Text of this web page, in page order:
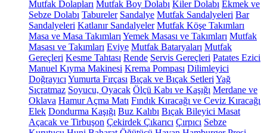
Mutfak Dolapları Mutfak Boy Dolabı Kiler Dolabı Ekmek ve
Sebze Dolabı Tabureler Sandalye Mutfak Sandalyeleri Bar
Sandalyeleri Katlanır Sandalyeler Mutfak Köşe Takımları
Masa ve Masa Takımları Yemek Masası ve Takımları Mutfak
Masası ve Takımları Eviye Mutfak Bataryaları Mutfak
Gereçleri Kesme Tahtası Rende Servis Gereçleri Patates Ezici
Manuel Kıyma Makinesi Krema Pompası Dilimleyici
Doğrayıcı Yumurta Fırçası Bıçak ve Bıçak Setleri Yağ
Sıçratmaz Soyucu, Oyacak Ölçü Kabı ve Kaşığı Merdane ve
Oklava Hamur Açma Matı Fındık Kıracağı ve Ceviz Kıracağı
Elek Dondurma Kaşığı Buz Kalıbı Bıçak Bileyici Masat
Açacak ve Tirbuşon Çekirdek Çıkarıcı Çırpıcı Sebze